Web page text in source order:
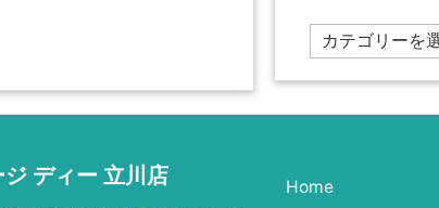
カ
テ
ゴ
ディー 立川店
Home